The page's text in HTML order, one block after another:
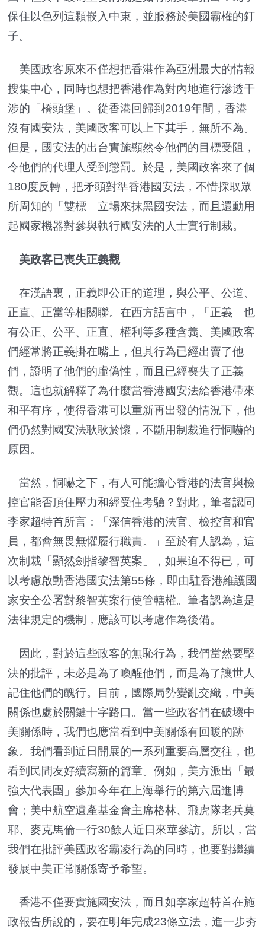
保住以色列這顆嵌入中東，並服務於美國霸權的釘
子。
美國政客原來不僅想把香港作為亞洲最大的情報
搜集中心，同時也想把香港作為對內地進行滲透干
涉的「橋頭堡」。從香港回歸到2019年間，香港
沒有國安法，美國政客可以上下其手，無所不為。
但是，國安法的出台實施顯然令他們的目標受阻，
令他們的代理人受到懲罰。於是，美國政客來了個
180度反轉，把矛頭對準香港國安法，不惜採取眾
所周知的「雙標」立場來抹黑國安法，而且還動用
起國家機器對參與執行國安法的人士實行制裁。
美政客已喪失正義觀
在漢語裏，正義即公正的道理，與公平、公道、
正直、正當等相關聯。在西方語言中，「正義」也
有公正、公平、正直、權利等多種含義。美國政客
們經常將正義掛在嘴上，但其行為已經出賣了他
們，證明了他們的虛偽性，而且已經喪失了正義
觀。這也就解釋了為什麼當香港國安法給香港帶來
和平有序，使得香港可以重新再出發的情況下，他
們仍然對國安法耿耿於懷，不斷用制裁進行恫嚇的
原因。
當然，恫嚇之下，有人可能擔心香港的法官與檢
控官能否頂住壓力和經受住考驗？對此，筆者認同
李家超特首所言：「深信香港的法官、檢控官和官
員，都會無畏無懼履行職責。」至於有人認為，這
次制裁「顯然劍指黎智英案」，如果迫不得已，可
以考慮啟動香港國安法第55條，即由駐香港維護國
家安全公署對黎智英案行使管轄權。筆者認為這是
法律規定的機制，應該可以考慮作為後備。
因此，對於這些政客的無恥行為，我們當然要堅
決的批評，未必是為了喚醒他們，而是為了讓世人
記住他們的醜行。目前，國際局勢變亂交織，中美
關係也處於關鍵十字路口。當一些政客們在破壞中
美關係時，我們也應當看到中美關係有回暖的跡
象。我們看到近日開展的一系列重要高層交往，也
看到民間友好續寫新的篇章。例如，美方派出「最
強大代表團」參加今年在上海舉行的第六屆進博
會；美中航空遺產基金會主席格林、飛虎隊老兵莫
耶、麥克馬倫一行30餘人近日來華參訪。所以，當
我們在批評美國政客霸凌行為的同時，也要對繼續
發展中美正常關係寄予希望。
香港不僅要實施國安法，而且如李家超特首在施
政報告所說的，要在明年完成23條立法，進一步夯